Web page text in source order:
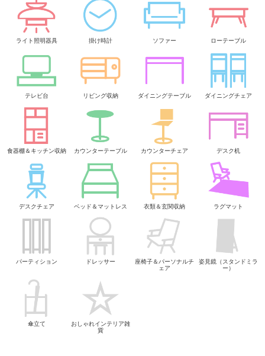
ライト照明器具 掛け時計 ソファー ローテーブル
テレビ台 リビング収納 ダイニングテーブル ダイニングチェア
食器棚＆キッチン収納 カウンターテーブル カウンターチェア デスク机
デスクチェア ベッド＆マットレス 衣類＆玄関収納 ラグマット
パーティション ドレッサー
座椅子＆パーソナルチ
ェア
姿見鏡（スタンドミラ
ー）
傘立て
おしゃれインテリア雑
貨